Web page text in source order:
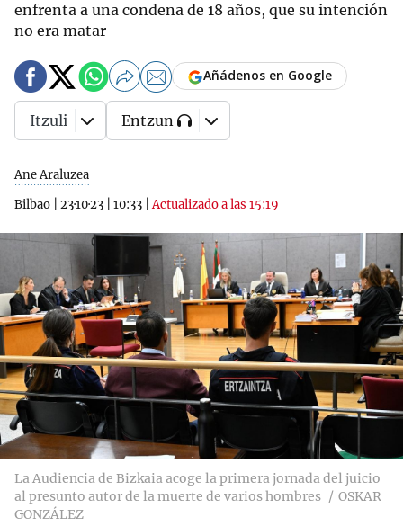
enfrenta a una condena de 18 años, que su intención
no era matar
Ane Araluzea
Bilbao
23·10·23 10:33 |Actualizado a las 15:19
Añádenos en Google
Itzuli Entzun
La Audiencia de Bizkaia acoge la primera jornada del juicio
al presunto autor de la muerte de varios hombres
OSKAR
GONZÁLEZ